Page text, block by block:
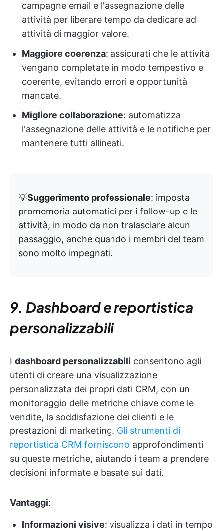
campagne email e l'assegnazione delle
attività per liberare tempo da dedicare ad
attività di maggior valore.
Maggiore coerenza: assicurati che le attività
vengano completate in modo tempestivo e
coerente, evitando errori e opportunità
mancate.
Migliore collaborazione: automatizza
l'assegnazione delle attività e le notifiche per
mantenere tutti allineati.
💡Suggerimento professionale: imposta
promemoria automatici per i follow-up e le
attività, in modo da non tralasciare alcun
passaggio, anche quando i membri del team
sono molto impegnati.
9. Dashboard e reportistica
personalizzabili
I dashboard personalizzabili consentono agli
utenti di creare una visualizzazione
personalizzata dei propri dati CRM, con un
monitoraggio delle metriche chiave come le
vendite, la soddisfazione dei clienti e le
prestazioni di marketing. Gli strumenti di
reportistica CRM forniscono approfondimenti
su queste metriche, aiutando i team a prendere
decisioni informate e basate sui dati.
Vantaggi:
Informazioni visive: visualizza i dati in tempo